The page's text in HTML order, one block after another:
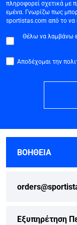
πληροφορεί σχετικά με
εμένα. Γνωρίζω πως
sportistas.com από το να
Θέλω να λαμβάνω
Αποδέχομαι την
ΒΟΗΘΕΙΑ
Εξυπηρέτηση